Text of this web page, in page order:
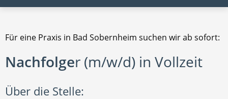
Für eine Praxis in Bad Sobernheim suchen wir ab sofort:
Nachfolger (m/w/d) in Vollzeit
Über die Stelle: